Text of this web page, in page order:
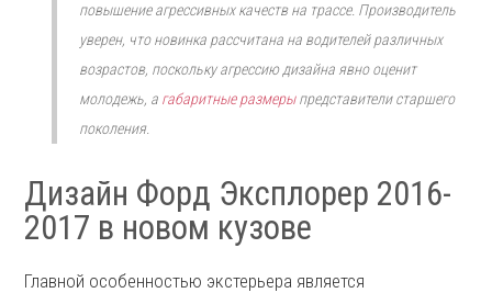
повышение агрессивных качеств на трассе. Производитель
уверен, что новинка рассчитана на водителей различных
возрастов, поскольку агрессию дизайна явно оценит
молодежь, а габаритные размерыпредставители старшего
поколения.
Дизайн Форд Эксплорер 2016-
2017 в новом кузове
Главной особенностью экстерьера является